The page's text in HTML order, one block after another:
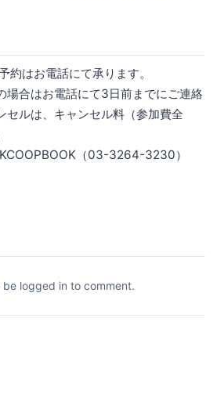
約はお電話にて承ります。
場合はお電話にて3日前までにご連絡
セルは、キャンセル料（参加費全
（03-3264-3230）
be logged in to comment.